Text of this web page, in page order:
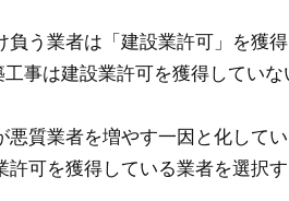
負う業者は「建設業許可」を獲
事は建設業許可を獲得してい
質業者を増やす一因と化してい
許可を獲得している業者を選択